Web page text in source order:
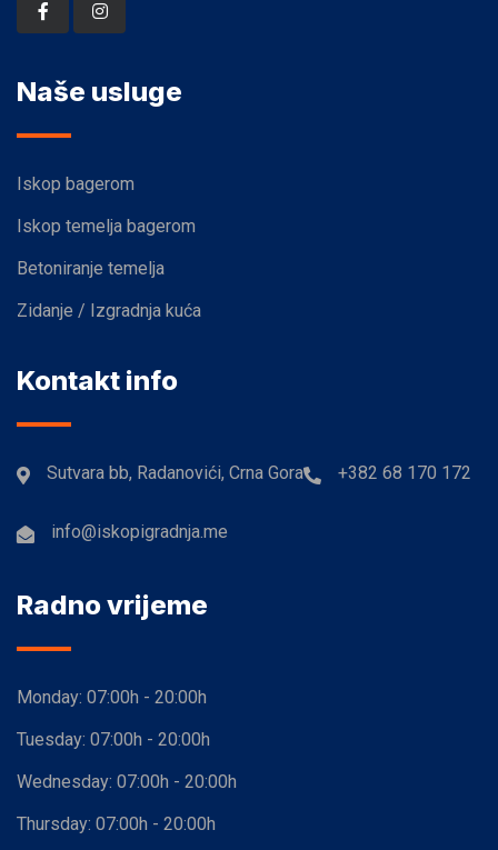
Naše usluge
Iskop bagerom
Iskop temelja bagerom
Betoniranje temelja
Zidanje / Izgradnja kuća
Kontakt info
Sutvara bb, Radanovići, Crna Gora +382 68 170 172
info@iskopigradnja.me
Radno vrijeme
Monday: 07:00h - 20:00h
Tuesday: 07:00h - 20:00h
Wednesday: 07:00h - 20:00h
Thursday: 07:00h - 20:00h